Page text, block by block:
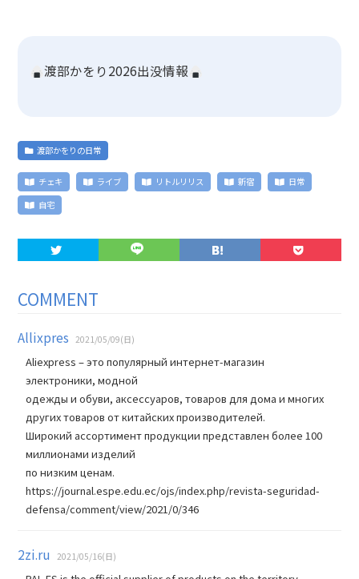
渡部かをり2026出没情報
渡部かをりの日常
チェキ ライブ リトルリリス 新宿
日常
自宅
COMMENT
Allixpres 2021/05/09(日)
Aliexpress – это популярный интернет-магазин
электроники, модной
одежды и обуви, аксессуаров, товаров для дома и многих
других товаров от китайских производителей.
Широкий ассортимент продукции представлен более 100
миллионами изделий
по низким ценам.
https://journal.espe.edu.ec/ojs/index.php/revista-seguridad-
defensa/comment/view/2021/0/346
2zi.ru 2021/05/16(日)